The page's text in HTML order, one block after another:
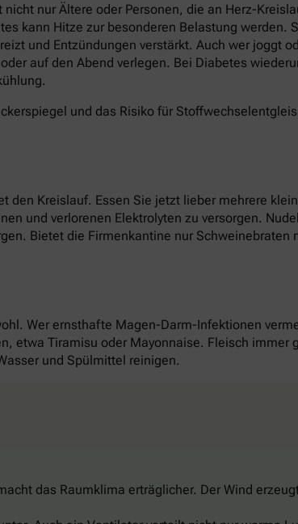
nur Ältere oder Personen, die an Herz-
kann Hitze zur besonderen Belastung werden.
und Entzündungen verstärkt. Auch wer joggt
auf den Abend verlegen. Bei Diabetes
und das Risiko für
den Kreislauf. Essen Sie jetzt lieber mehrere
und verlorenen Elektrolyten zu versorgen.
Bietet die Firmenkantine nur Schweinebraten
Wer ernsthafte Magen-Darm-Infektionen
etwa Tiramisu oder Mayonnaise. Fleisch immer
und Spülmittel reinigen.
das Raumklima erträglicher. Der Wind